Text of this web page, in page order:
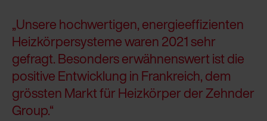
„Unsere hochwertigen, energieeffizienten
Heizkörpersysteme waren 2021 sehr
gefragt. Besonders erwähnenswert ist die
positive Entwicklung in Frankreich, dem
grössten Markt für Heizkörper der Zehnder
Group.“